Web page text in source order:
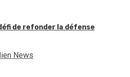
de refonder la défense
News